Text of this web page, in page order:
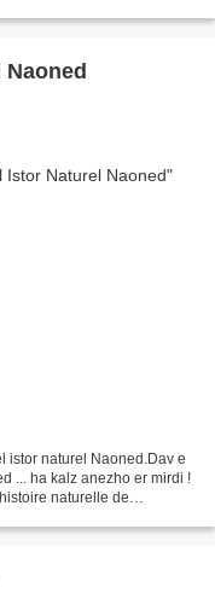
istor naturel Naoned.Dav e
... ha kalz anezho er mirdi !
naturelle de